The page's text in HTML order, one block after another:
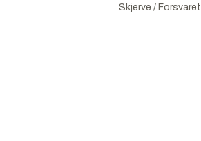
Skjerve / Forsvaret